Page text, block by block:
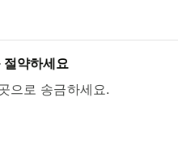
약하세요
으로 송금하세요.